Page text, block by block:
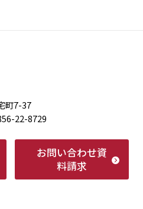
町7-37
22-8729
お問い合わせ資
料請求